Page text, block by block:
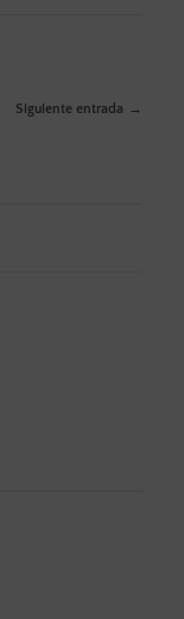
Siguiente entrada